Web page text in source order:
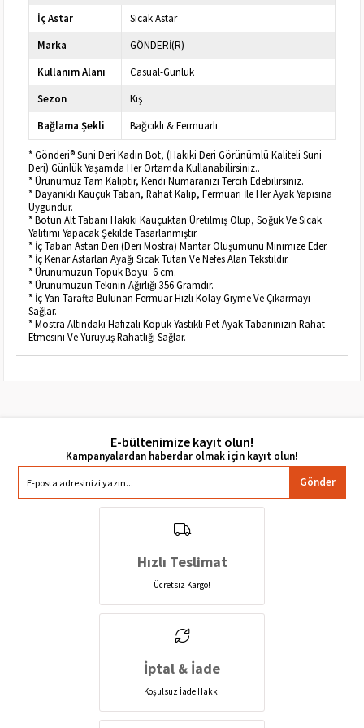
İç Astar
Sıcak Astar
Marka
GÖNDERİ(R)
Kullanım Alanı
Casual-Günlük
Sezon
Kış
Bağlama Şekli
Bağcıklı & Fermuarlı
* Gönderi® Suni Deri Kadın Bot, (Hakiki Deri Görünümlü Kaliteli Suni
Deri) Günlük Yaşamda Her Ortamda Kullanabilirsiniz..
* Ürünümüz Tam Kalıptır, Kendi Numaranızı Tercih Edebilirsiniz.
* Dayanıklı Kauçuk Taban, Rahat Kalıp, Fermuarı İle Her Ayak Yapısına
Uygundur.
* Botun Alt Tabanı Hakiki Kauçuktan Üretilmiş Olup, Soğuk Ve Sıcak
Yalıtımı Yapacak Şekilde Tasarlanmıştır.
* İç Taban Astarı Deri (Deri Mostra) Mantar Oluşumunu Minimize Eder.
* İç Kenar Astarları Ayağı Sıcak Tutan Ve Nefes Alan Tekstildir.
* Ürünümüzün Topuk Boyu: 6 cm.
* Ürünümüzün Tekinin Ağırlığı 356 Gramdır.
* İç Yan Tarafta Bulunan Fermuar Hızlı Kolay Giyme Ve Çıkarmayı
Sağlar.
* Mostra Altındaki Hafızalı Köpük Yastıklı Pet Ayak Tabanınızın Rahat
Etmesini Ve Yürüyüş Rahatlığı Sağlar.
E-bültenimize kayıt olun!
Gönder
Hızlı Teslimat
Ücretsiz Kargo!
İptal & İade
Koşulsuz İade Hakkı